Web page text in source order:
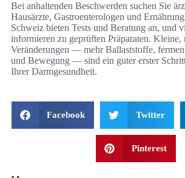
Bei anhaltenden Beschwerden suchen Sie
Hausärzte, Gastroenterologen und
Schweiz bieten Tests und Beratung an, und
informieren zu geprüften Präparaten. Kleine,
Veränderungen — mehr Ballaststoffe,
und Bewegung — sind ein guter erster
Ihrer Darmgesundheit.
Facebook Twitter
Pinterest